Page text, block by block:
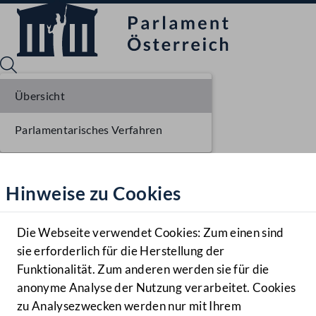
Hilfe
Benutzer
Navigationsmenü öffnen
MENÜ
Hinweise zu Cookies
Die Webseite verwendet Cookies: Zum einen sind
sie erforderlich für die Herstellung der
Funktionalität. Zum anderen werden sie für die
anonyme Analyse der Nutzung verarbeitet. Cookies
zu Analysezwecken werden nur mit Ihrem
Übersicht
Parlamentarisches Verfahren